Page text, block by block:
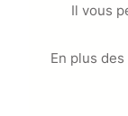
Il vous
En plus